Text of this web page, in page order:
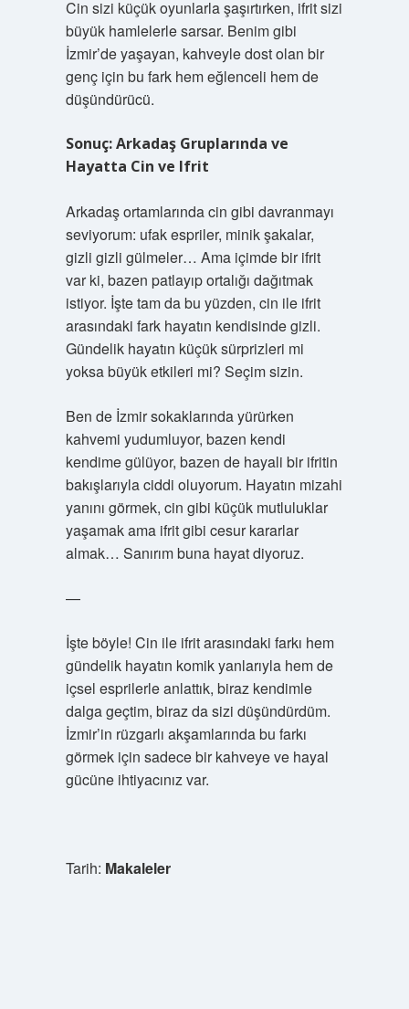
Cin sizi küçük oyunlarla şaşırtırken, ifrit sizi
büyük hamlelerle sarsar. Benim gibi
İzmir’de yaşayan, kahveyle dost olan bir
genç için bu fark hem eğlenceli hem de
düşündürücü.
Sonuç: Arkadaş Gruplarında ve
Hayatta Cin ve Ifrit
Arkadaş ortamlarında cin gibi davranmayı
seviyorum: ufak espriler, minik şakalar,
gizli gizli gülmeler… Ama içimde bir ifrit
var ki, bazen patlayıp ortalığı dağıtmak
istiyor. İşte tam da bu yüzden, cin ile ifrit
arasındaki fark hayatın kendisinde gizli.
Gündelik hayatın küçük sürprizleri mi
yoksa büyük etkileri mi? Seçim sizin.
Ben de İzmir sokaklarında yürürken
kahvemi yudumluyor, bazen kendi
kendime gülüyor, bazen de hayali bir ifritin
bakışlarıyla ciddi oluyorum. Hayatın mizahi
yanını görmek, cin gibi küçük mutluluklar
yaşamak ama ifrit gibi cesur kararlar
almak… Sanırım buna hayat diyoruz.
—
İşte böyle! Cin ile ifrit arasındaki farkı hem
gündelik hayatın komik yanlarıyla hem de
içsel esprilerle anlattık, biraz kendimle
dalga geçtim, biraz da sizi düşündürdüm.
İzmir’in rüzgarlı akşamlarında bu farkı
görmek için sadece bir kahveye ve hayal
gücüne ihtiyacınız var.
Tarih: Makaleler